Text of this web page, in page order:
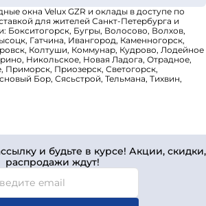
окна Velux GZR и оклады в доступе по
для жителей Санкт-Петербурга и
Бокситогорск, Бугры, Волосово, Волхов,
Гатчина, Ивангород, Каменногорск,
Колтуши, Коммунар, Кудрово, Лодейное
Никольское, Новая Ладога, Отрадное,
Приозерск, Светогорск,
Бор, Сясьстрой, Тельмана, Тихвин,
и будьте в курсе! Акции, скидки,
распродажи ждут!